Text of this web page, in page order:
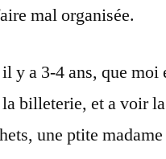
mal organisée.
y a 3-4 ans, que
billeterie, et a voir
une ptite